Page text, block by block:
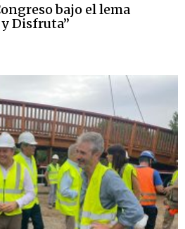
bajo el lema
Disfruta”